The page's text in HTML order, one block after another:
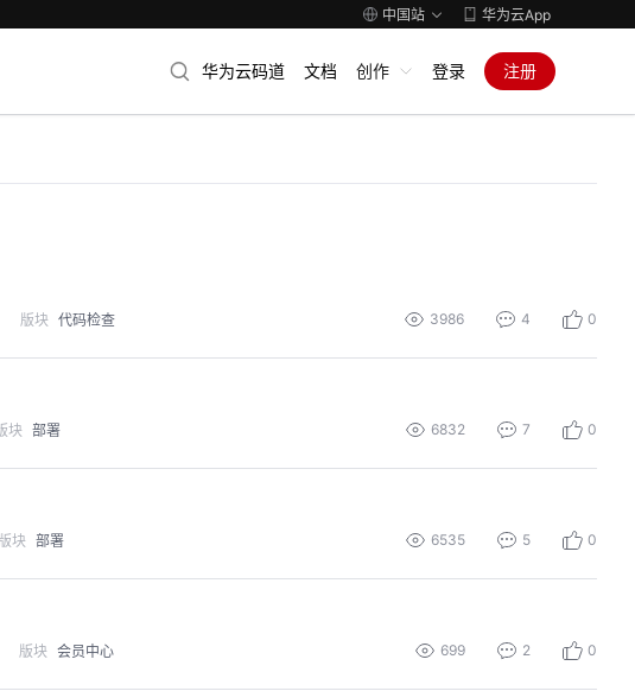
中国站 华为云App
华为云码道 文档 创作 登录 注册
版块 代码检查 3986 4 0
块 部署 6832 7 0
块 部署 6535 5 0
版块 会员中心 699 2 0